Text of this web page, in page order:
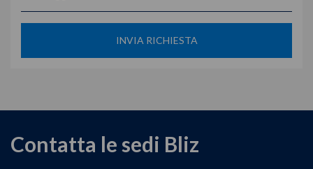
INVIA RICHIESTA
Contatta le sedi Bliz